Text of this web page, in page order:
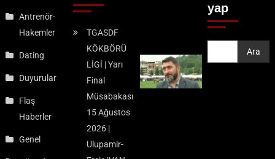
Antrenör-
Hakemler
Dating
Duyurular
Flaş
Haberler
Genel
TGASDF
KÖKBÖRÜ
LİGİ | Yarı
Final
Müsabakası
15 Ağustos
2026 |
Ulupamir-
yap
Ara